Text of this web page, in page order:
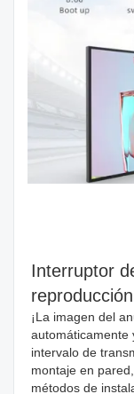
Interruptor
¡La imagen del
automáticamente
intervalo de
montaje en
métodos de